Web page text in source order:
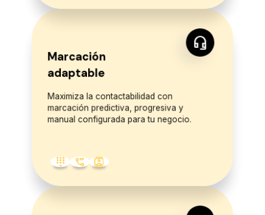
headset_mic
Marcación
adaptable
Maximiza la contactabilidad con
marcación predictiva, progresiva y
manual configurada para tu negocio.
dialpad dialer_sip contacts